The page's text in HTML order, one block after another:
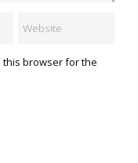
this browser for the